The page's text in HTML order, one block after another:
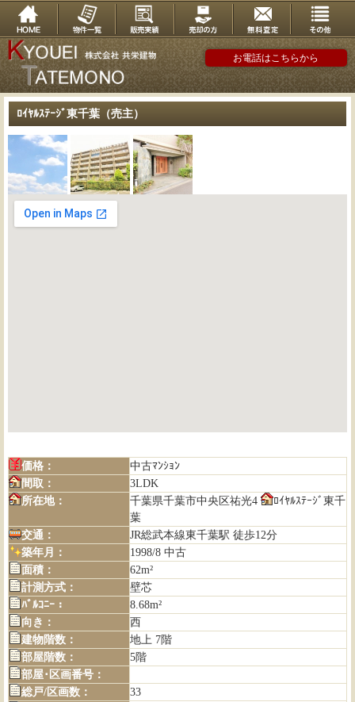
お電話はこちらから
ﾛｲﾔﾙｽﾃｰｼﾞ東千葉（売主）
価格：
中古ﾏﾝｼｮﾝ
間取：
3LDK
所在地：
千葉県千葉市中央区祐光4
ﾛｲﾔﾙｽﾃｰｼﾞ東千
葉
交通：
JR総武本線東千葉駅 徒歩12分
築年月：
1998/8 中古
面積：
62m²
計測方式：
壁芯
ﾊﾞﾙｺﾆｰ：
8.68m²
向き：
西
建物階数：
地上 7階
部屋階数：
5階
部屋･区画番号：
総戸/区画数：
33